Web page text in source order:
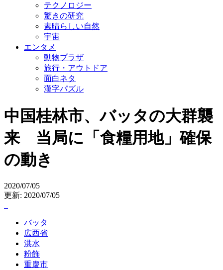
テクノロジー
驚きの研究
素晴らしい自然
宇宙
エンタメ
動物プラザ
旅行・アウトドア
面白ネタ
漢字パズル
中国桂林市、バッタの大群襲
来 当局に「食糧用地」確保
の動き
2020/07/05
更新: 2020/07/05
バッタ
広西省
洪水
粉飾
重慶市